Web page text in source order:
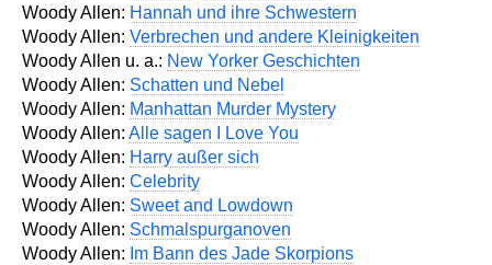
Woody Allen: Hannah und ihre Schwestern
Woody Allen: Verbrechen und andere Kleinigkeiten
Woody Allen u. a.: New Yorker Geschichten
Woody Allen: Schatten und Nebel
Woody Allen: Manhattan Murder Mystery
Woody Allen: Alle sagen I Love You
Woody Allen: Harry außer sich
Woody Allen: Celebrity
Woody Allen: Sweet and Lowdown
Woody Allen: Schmalspurganoven
Woody Allen: Im Bann des Jade Skorpions